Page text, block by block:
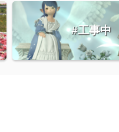
#工事中